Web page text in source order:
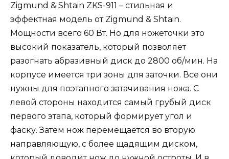
Zigmund & Shtain ZKS-911 – стильная и
эффектная модель от Zigmund & Shtain.
Мощности всего 60 Вт. Но для ножеточки это
высокий показатель, который позволяет
разогнать абразивный диск до 2800 об/мин. На
корпусе имеется три зоны для заточки. Все они
нужны для поэтапного затачивания ножа. С
левой стороны находится самый грубый диск
первого этапа, который формирует угол и
фаску. Затем нож перемещается во вторую
направляющую, с более щадящим диском,